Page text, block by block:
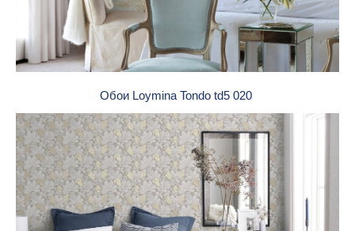
Обои Loymina Tondo td5 020